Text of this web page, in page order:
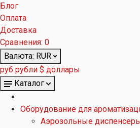
Блог
Оплата
Доставка
Сравнения: 0
Валюта: RUR
руб рубли $ доллары
Каталог
Оборудование для
Аэрозольные